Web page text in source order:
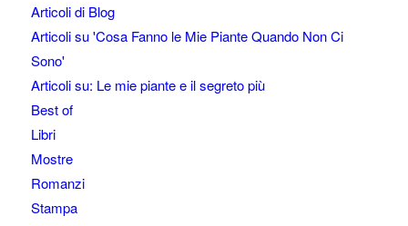
Articoli di Blog
Articoli su 'Cosa Fanno le Mie Piante Quando Non Ci
Sono'
Articoli su: Le mie piante e il segreto più
Best of
Libri
Mostre
Romanzi
Stampa